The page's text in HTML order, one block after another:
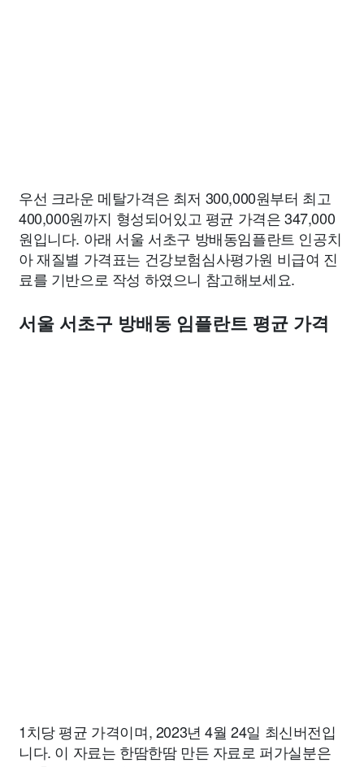
우선 크라운 메탈가격은 최저 300,000원부터 최고
400,000원까지 형성되어있고 평균 가격은 347,000
원입니다. 아래 서울 서초구 방배동임플란트 인공치
아 재질별 가격표는 건강보험심사평가원 비급여 진
료를 기반으로 작성 하였으니 참고해보세요.
서울 서초구 방배동 임플란트 평균 가격
1치당 평균 가격이며, 2023년 4월 24일 최신버전입
니다. 이 자료는 한땀한땀 만든 자료로 퍼가실분은